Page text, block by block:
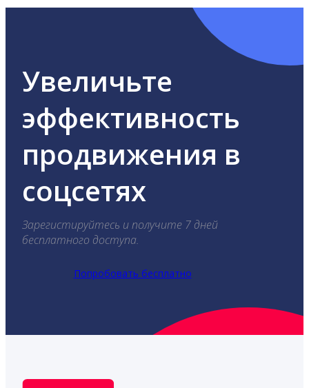
Увеличьте
эффективность
продвижения в
соцсетях
Зарегистируйтесь и получите 7 дней
бесплатного доступа.
Попробовать бесплатно